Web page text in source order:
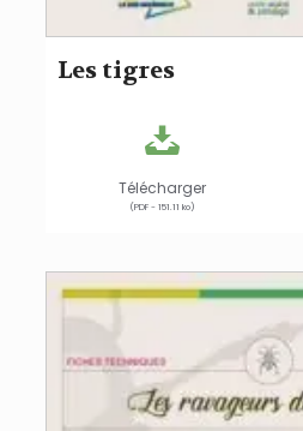
Les tigres
Télécharger
(PDF - 151.11 ko)